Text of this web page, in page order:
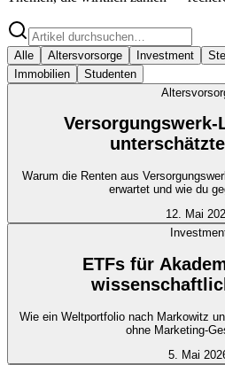
Alle Altersvorsorge Investment
Immobilien
Studenten
Warum die Renten aus
erwartet und wie du
12. Mai
ETFs für
Wie ein Weltportfolio nach Markowitz
ohne Marketing-
5. Mai